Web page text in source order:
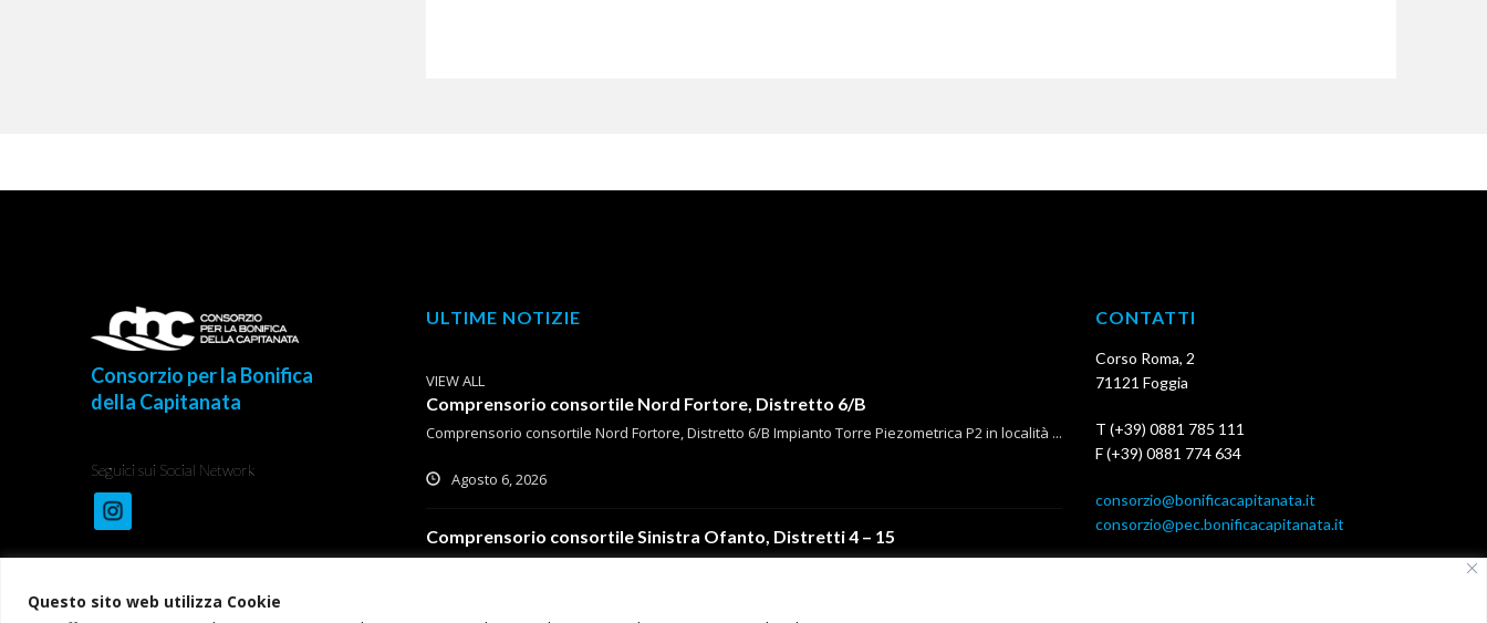
Questo sito web utilizza Cookie
Consorzio per la Bonifica
della Capitanata
Seguici sui Social Network
ULTIME NOTIZIE
VIEW ALL
Comprensorio consortile Nord Fortore, Distretto 6/B
Comprensorio consortile Nord Fortore, Distretto 6/B Impianto Torre Piezometrica P2 in località ...
Agosto 6, 2026
Comprensorio consortile Sinistra Ofanto, Distretti 4 – 15
CONTATTI
Corso Roma, 2
71121 Foggia
T (+39) 0881 785 111
F (+39) 0881 774 634
consorzio@bonificacapitanata.it
consorzio@pec.bonificacapitanata.it